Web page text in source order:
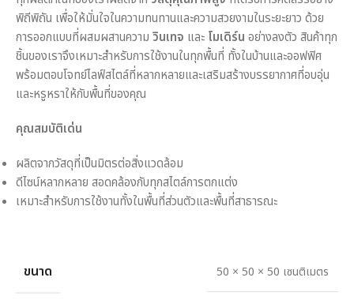
พิถีพิถัน เพื่อให้มั่นใจในความทนทานและความสวยงามในระยะยาว ด้วย
การออกแบบที่ผสมผสานความ วินเทจ และ โมเดิร์น อย่างลงตัว สินค้าทุก
ชิ้นของเราจึงเหมาะสำหรับการใช้งานในทุกพื้นที่ ทั้งในบ้านและออฟฟิศ
พร้อมตอบโจทย์ไลฟ์สไตล์ที่หลากหลายและเสริมสร้างบรรยากาศที่อบอุ่น
และหรูหราให้กับพื้นที่ของคุณ
คุณสมบัติเด่น
ผลิตจากวัสดุที่เป็นมิตรต่อสิ่งแวดล้อม
ดีไซน์หลากหลาย สอดคล้องกับทุกสไตล์การตกแต่ง
เหมาะสำหรับการใช้งานทั้งในพื้นที่ส่วนตัวและพื้นที่สาธารณะ
ขนาด 50 × 50 × 50 เซนติเมตร